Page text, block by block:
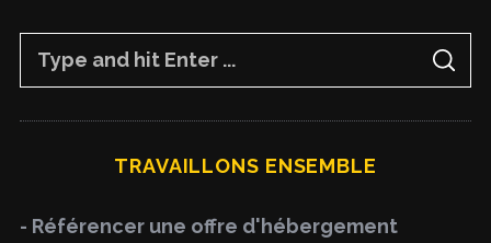
f
S
A
C
TRAVAILLONS ENSEMBLE
- Référencer une offre d'hébergement